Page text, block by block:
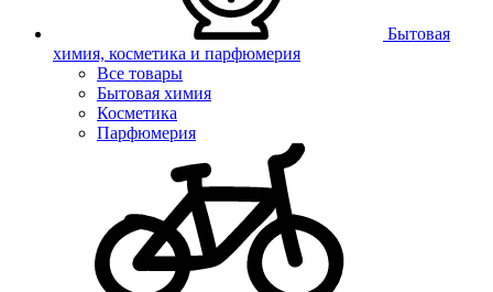
Бытовая
химия, косметика и парфюмерия
Все товары
Бытовая химия
Косметика
Парфюмерия